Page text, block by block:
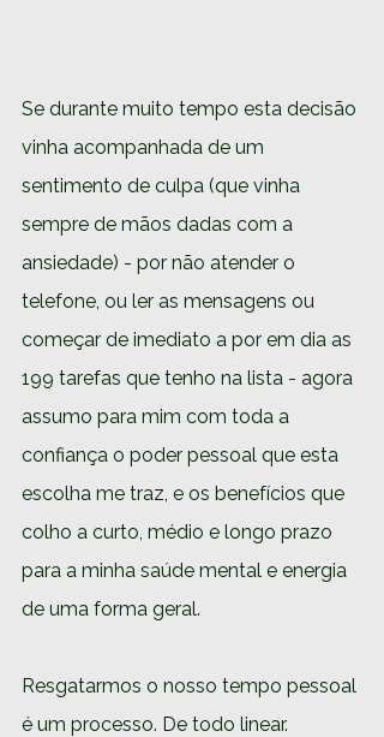
Se durante muito tempo esta decisão
vinha acompanhada de um
sentimento de culpa (que vinha
sempre de mãos dadas com a
ansiedade) - por não atender o
telefone, ou ler as mensagens ou
começar de imediato a por em dia as
199 tarefas que tenho na lista - agora
assumo para mim com toda a
confiança o poder pessoal que esta
escolha me traz, e os benefícios que
colho a curto, médio e longo prazo
para a minha saúde mental e energia
de uma forma geral.
Resgatarmos o nosso tempo pessoal
é um processo. De todo linear.